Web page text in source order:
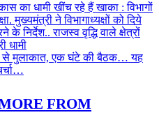
का धामी खींच रहे हैं खाका : विभागों
मुख्यमंत्री ने विभागाध्यक्षों को दिये
निर्देश.. राजस्व वृद्धि वाले क्षेत्रों
धामी
से मुलाकात, एक घंटे की बैठक… यह
FROM